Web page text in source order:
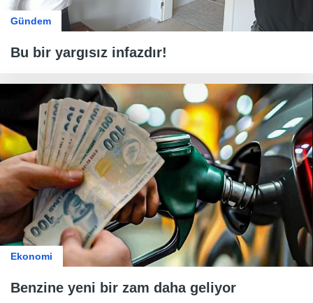
Gündem
Bu bir yargısız infazdır!
Ekonomi
Benzine yeni bir zam daha geliyor